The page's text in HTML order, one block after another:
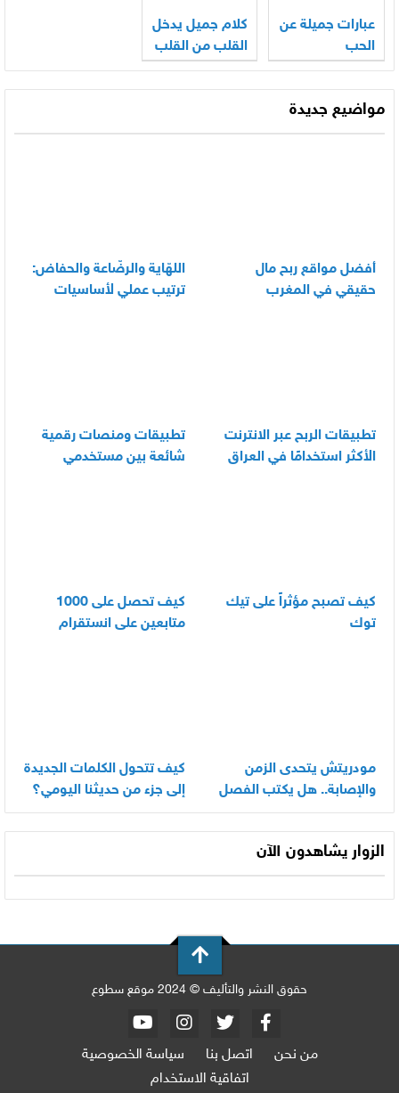
عبارات جميلة عن
الحب
كلام جميل يدخل
القلب من القلب
مواضيع جديدة
أفضل مواقع ربح مال
حقيقي في المغرب
اللهّاية والرضّاعة والحفاض:
ترتيب عملي لأساسيات
تطبيقات الربح عبر الانترنت
الأكثر استخدامًا في العراق
تطبيقات ومنصات رقمية
شائعة بين مستخدمي
كيف تصبح مؤثراً على تيك
توك
كيف تحصل على 1000
متابعين على انستقرام
مودريتش يتحدى الزمن
والإصابة.. هل يكتب الفصل
الأخير في أسطورته
المونديالية؟
كيف تتحول الكلمات الجديدة
إلى جزء من حديثنا اليومي؟
الزوار يشاهدون الآن
حقوق النشر والتأليف © 2024 موقع سطوع
من نحن اتصل بنا
سياسة الخصوصية
اتفاقية الاستخدام